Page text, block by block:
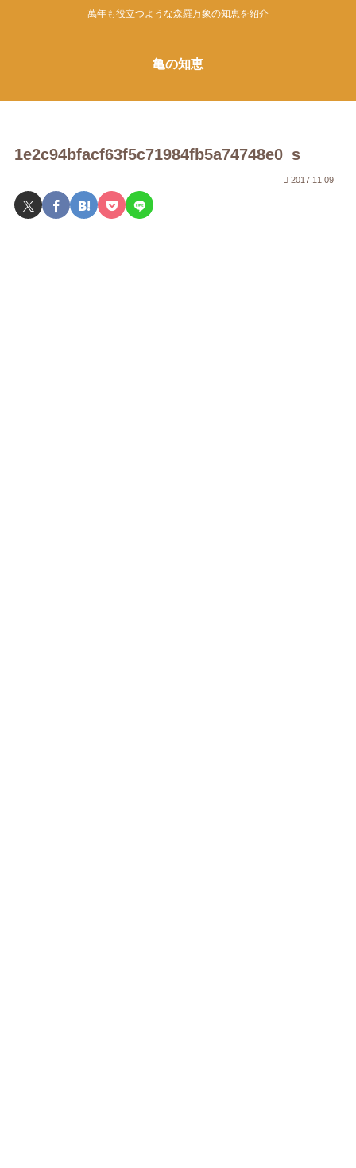
萬年も役立つような森羅万象の知恵を紹介
亀の知恵
1e2c94bfacf63f5c71984fb5a74748e0_s
2017.11.09